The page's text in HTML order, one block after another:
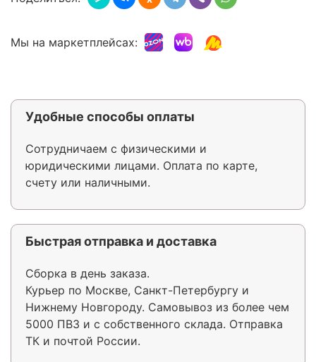
Мы на маркетплейсах:
Удобные способы оплаты
Сотрудничаем с физическими и
юридическими лицами. Оплата по карте,
счету или наличными.
Быстрая отправка и доставка
Сборка в день заказа.
Курьер по Москве, Санкт-Петербургу и
Нижнему Новгороду. Самовывоз из более чем
5000 ПВЗ и с собственного склада. Отправка
ТК и почтой России.